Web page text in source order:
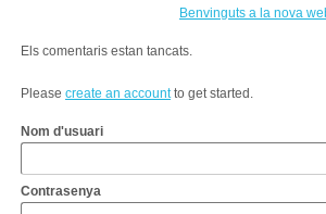
Benvinguts a la nova
Els comentaris estan tancats.
Please create an accountto get started.
Nom d'usuari
Contrasenya